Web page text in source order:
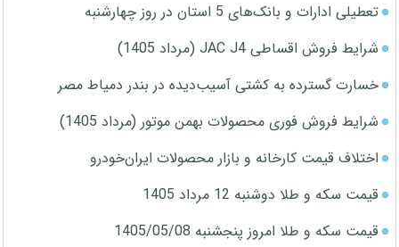
تعطیلی ادارات و بانک‌های 5 استان در روز چهارشنبه
شرایط فروش اقساطی JAC J4 (مرداد 1405)
خسارت گسترده به کشتی آسیب‌دیده در بندر دمیاط مصر
شرایط فروش فوری محصولات بهمن موتور (مرداد 1405)
اختلاف قیمت کارخانه و بازار محصولات ایران‌خودرو
قیمت سکه و طلا دوشنبه 12 مرداد 1405
قیمت سکه و طلا امروز پنجشنبه 1405/05/08